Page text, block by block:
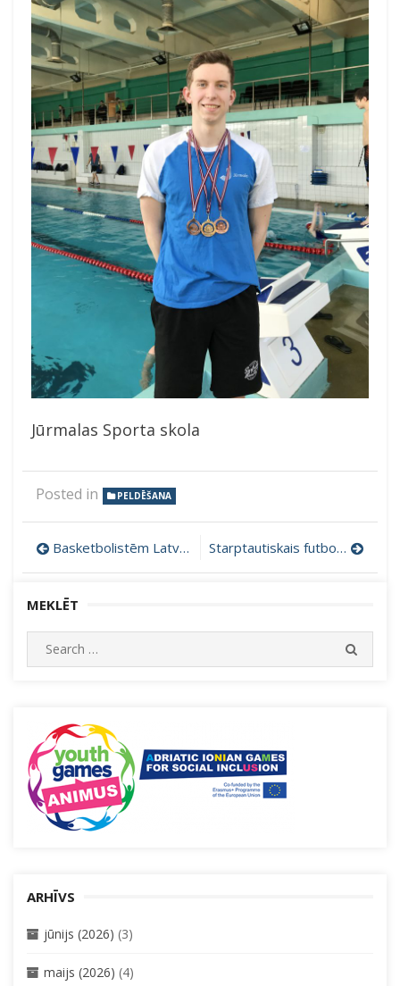
Jūrmalas Sporta skola
Posted in PELDĒŠANA
Ziņu
izvēlne
Basketbolistēm Latvijas čempionāta noslēdzošie finālturnīri. Starptautiskais futbola čempionāts Liepājā
MEKLĒT
ARHĪVS
jūnijs (2026) (3)
maijs (2026) (4)